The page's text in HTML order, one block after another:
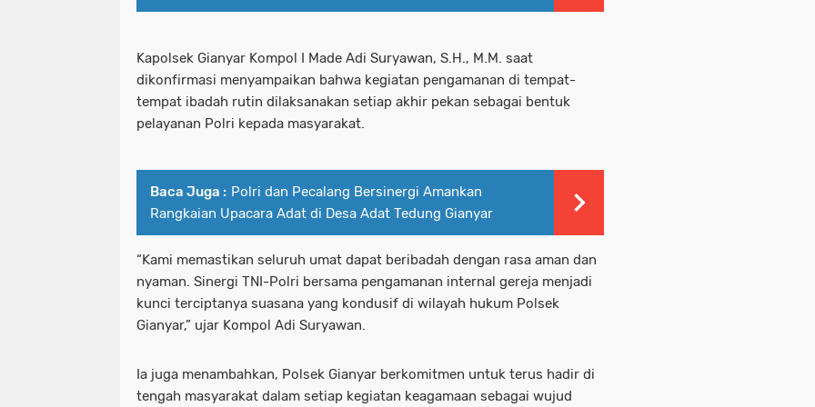
Kapolsek Gianyar Kompol I Made Adi Suryawan, S.H., M.M. saat
dikonfirmasi menyampaikan bahwa kegiatan pengamanan di tempat-
tempat ibadah rutin dilaksanakan setiap akhir pekan sebagai bentuk
pelayanan Polri kepada masyarakat.
Baca Juga : Polri dan Pecalang Bersinergi Amankan
Rangkaian Upacara Adat di Desa Adat Tedung Gianyar
“Kami memastikan seluruh umat dapat beribadah dengan rasa aman dan
nyaman. Sinergi TNI-Polri bersama pengamanan internal gereja menjadi
kunci terciptanya suasana yang kondusif di wilayah hukum Polsek
Gianyar,” ujar Kompol Adi Suryawan.
Ia juga menambahkan, Polsek Gianyar berkomitmen untuk terus hadir di
tengah masyarakat dalam setiap kegiatan keagamaan sebagai wujud